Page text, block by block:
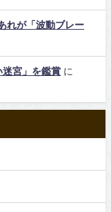
れが「波動ブレー
迷宮」を鑑賞 に